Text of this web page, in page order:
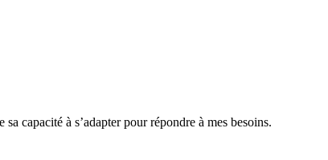
capacité à s’adapter pour répondre à mes besoins.